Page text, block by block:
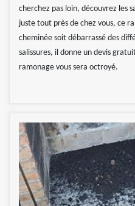
cherchez pas loin, découvrez les
juste tout près de chez vous, ce
cheminée soit débarrassé des
salissures, il donne un devis
ramonage vous sera octroyé.